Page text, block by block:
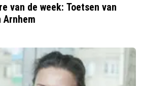
van de week: Toetsen van